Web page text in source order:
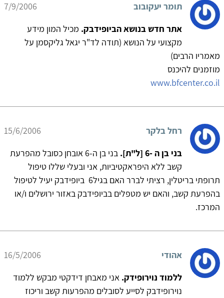
תומר יעקובוב
7/9/2006
אתר חדש בנושא הביופידבק. מכיל המון מידע
מקצועי על הנושא (תודה לד"ר יגאל גליקסמן על
מאמריו הרבים)
מוזמנים להיכנס
www.bfcenter.co.il
רחל בלקר
15/6/2006
בני בן ה -6 [ל"ת].
בני בן ה-6 אובחן כסובל מהפרעת
קשב ללא היפראקטיביות, אני ובעלי שללו טיפול
תרופתי בריטלין, רציתי לברר האם בגיל6 ביופידבק יעיל לטיפול
בהפרעת קשב, והאם יש מטפלים בביופידבק באזור ירושלים ו/או
המרכז.
אהודי
16/5/2006
ללמוד נוירופידק. אני מאבחן דידקטי מבקש ללמוד
נוירופידבק לסייע לסובלים מהפרעות קשב וריכוז